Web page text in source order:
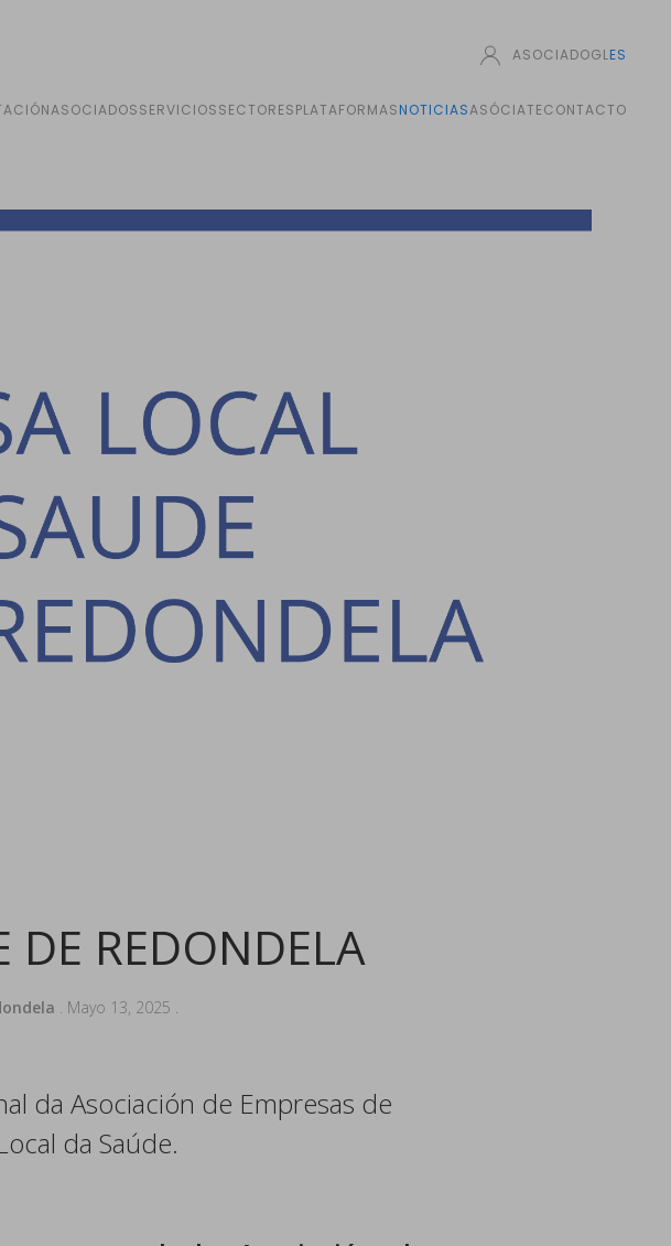
ASOCIADOGLES
ASOCIADOSSERVICIOSSECTORESPLATAFORMASNOTICIASASÓCIATECONTACTO
DE REDONDELA
Mayo 13, 2025
da Asociación de Empresas de
da Saúde.